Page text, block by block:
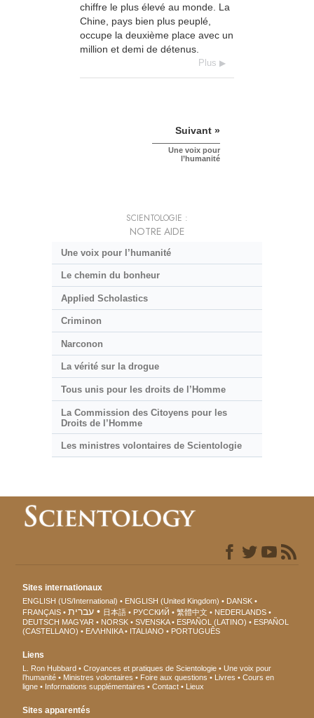
chiffre le plus élevé au monde. La
Chine, pays bien plus peuplé,
occupe la deuxième place avec un
million et demi de détenus.
Plus
Suivant »
Une voix pour
l’humanité
SCIENTOLOGIE :
NOTRE AIDE
Une voix pour l’humanité
Le chemin du bonheur
Applied Scholastics
Criminon
Narconon
La vérité sur la drogue
Tous unis pour les droits de l’Homme
La Commission des Citoyens pour les
Droits de l’Homme
Les ministres volontaires de Scientologie
Sites internationaux
ENGLISH (US/International) ENGLISH (United Kingdom)
DANSK
FRANÇAIS
עברית 日本語 РУССКИЙ 繁體中文
NEDERLANDS
DEUTSCH MAGYAR NORSK SVENSKA ESPAÑOL (LATINO)
ESPAÑOL
(CASTELLANO)
ΕΛΛΗΝΙΚA ITALIANO PORTUGUÊS
Liens
L. Ron Hubbard Croyances et pratiques de Scientologie
Une voix pour
l’humanité
Ministres volontaires Foire aux questions Livres
Cours en
ligne
Informations supplémentaires Contact Lieux
Sites apparentés